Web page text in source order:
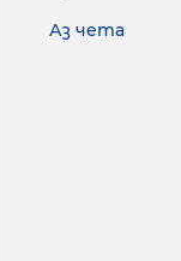
Аз чета